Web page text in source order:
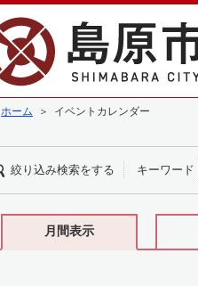
ホーム ＞ イベントカレンダー
絞り込み検索をする キーワード
月間表示